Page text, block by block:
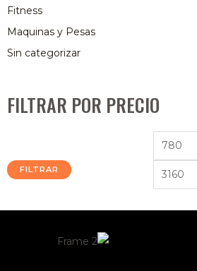
Fitness
Maquinas y Pesas
Sin categorizar
FILTRAR POR PRECIO
FILTRAR